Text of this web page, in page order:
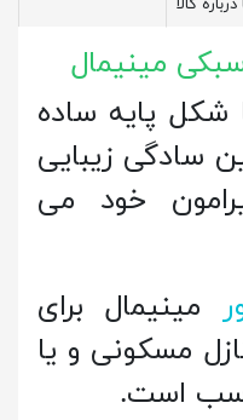
کالا
مینیمال
شکل پایه ساده
سادگی زیبایی
خود می
مینیمال برای
مسکونی و یا
است.